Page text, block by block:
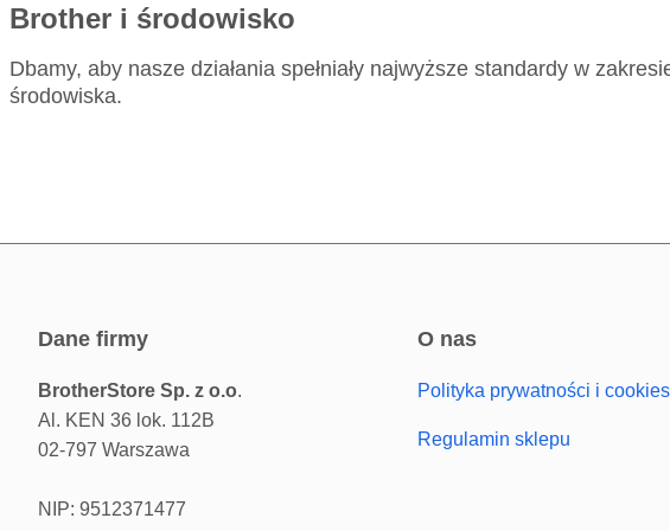
Brother i środowisko
Dbamy, aby nasze działania spełniały najwyższe standardy w
środowiska.
dane firmy
BrotherStore Sp. z o.o.
Al. KEN 36 lok. 112B
02-797 Warszawa
NIP: 9512371477
o nas
Polityka prywatności i cookies
Regulamin sklepu